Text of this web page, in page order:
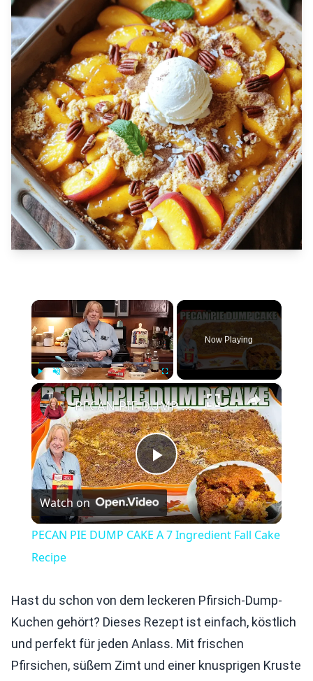
×
Play Unmute Fullscreen
Now Playing
×
Play
Video
PECAN PIE DUMP CAKE A 7 Ingredient Fall Cake Recipe
Watch on
PECAN PIE DUMP CAKE A 7 Ingredient Fall Cake
Recipe
Hast du schon von dem leckeren Pfirsich-Dump-
Kuchen gehört? Dieses Rezept ist einfach, köstlich
und perfekt für jeden Anlass. Mit frischen
Pfirsichen, süßem Zimt und einer knusprigen Kruste